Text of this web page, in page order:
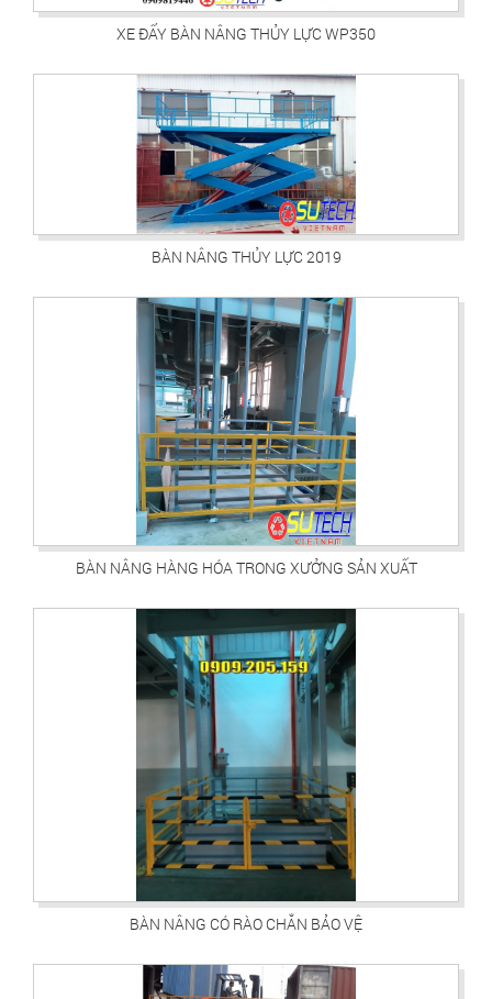
XE ĐẨY BÀN NÂNG THỦY LỰC WP350
BÀN NÂNG THỦY LỰC 2019
BÀN NÂNG HÀNG HÓA TRONG XƯỞNG SẢN XUẤT
BÀN NÂNG CÓ RÀO CHẮN BẢO VỆ